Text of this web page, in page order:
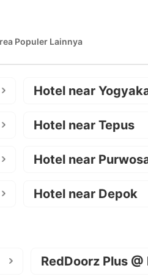
Populer Lainnya
Hotel near
Hotel near Tepus
Hotel near
Hotel near Depok
RedDoorz Plus